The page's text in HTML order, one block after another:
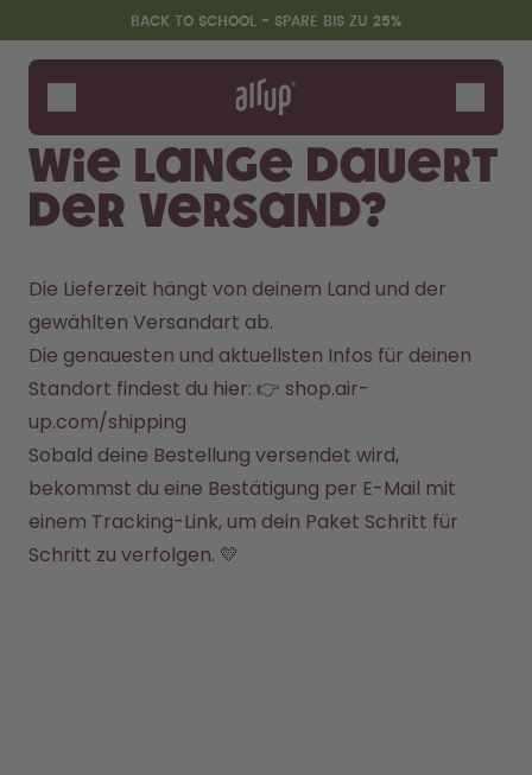
Zum Hauptinhalt springen
Erklärung zur BarrierefreiheitBACK TO SCHOOL - SPARE BIS ZU 25%
Flaschen
Duft-Pods
Zubehör
Starter Sets
Gewinnspiel
Back to School - Spare bis zu
25%
Design Edition:
Wie lange dauert
der Versand?
Die Lieferzeit hängt von deinem Land und der
gewählten Versandart ab.
Die genauesten und aktuellsten Infos für deinen
Standort findest du hier: 👉 shop.air-
up.com/shipping
Sobald deine Bestellung versendet wird,
bekommst du eine Bestätigung per E-Mail mit
einem Tracking-Link, um dein Paket Schritt für
Schritt zu verfolgen. 💛